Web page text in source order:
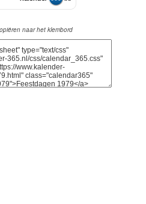
naar het klembord